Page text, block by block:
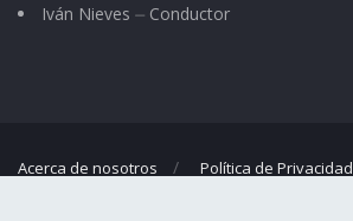
Iván Nieves ⏤ Conductor
Acerca de nosotros Política de Privacidad